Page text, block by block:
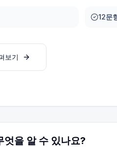
12문
보기
엇을 알 수 있나요?